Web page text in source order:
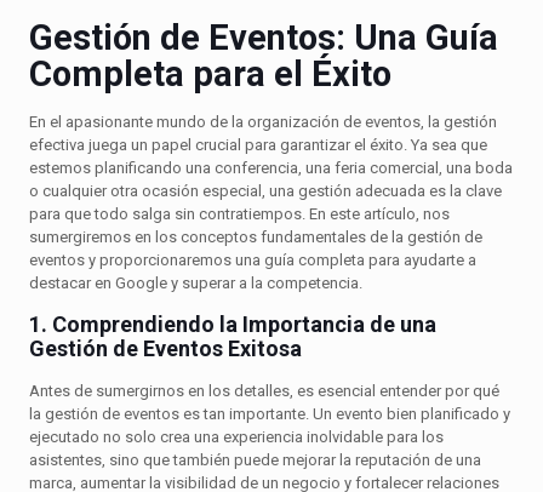
Gestión de Eventos: Una Guía
Completa para el Éxito
En el apasionante mundo de la organización de eventos, la gestión
efectiva juega un papel crucial para garantizar el éxito. Ya sea que
estemos planificando una conferencia, una feria comercial, una boda
o cualquier otra ocasión especial, una gestión adecuada es la clave
para que todo salga sin contratiempos. En este artículo, nos
sumergiremos en los conceptos fundamentales de la gestión de
eventos y proporcionaremos una guía completa para ayudarte a
destacar en Google y superar a la competencia.
1. Comprendiendo la Importancia de una
Gestión de Eventos Exitosa
Antes de sumergirnos en los detalles, es esencial entender por qué
la gestión de eventos es tan importante. Un evento bien planificado y
ejecutado no solo crea una experiencia inolvidable para los
asistentes, sino que también puede mejorar la reputación de una
marca, aumentar la visibilidad de un negocio y fortalecer relaciones